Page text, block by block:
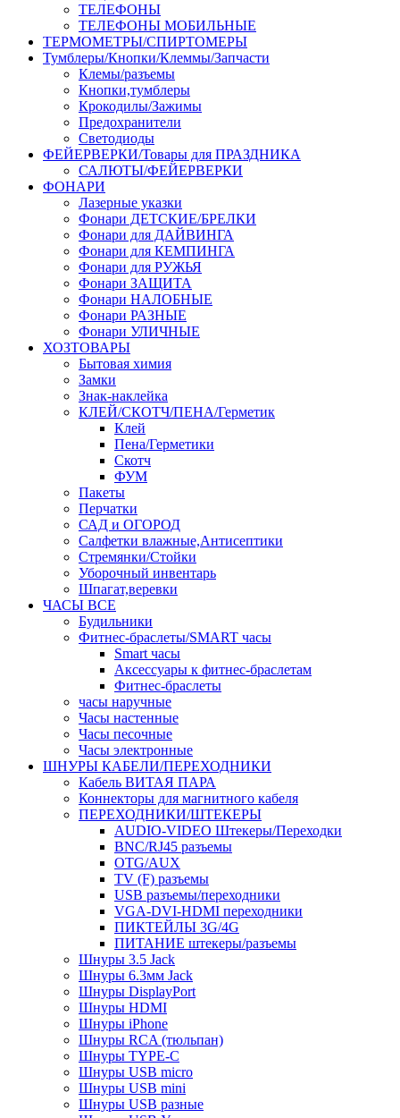
ТЕЛЕФОНЫ
ТЕЛЕФОНЫ МОБИЛЬНЫЕ
ТЕРМОМЕТРЫ/СПИРТОМЕРЫ
Тумблеры/Кнопки/Клеммы/Запчасти
Клемы/разъемы
Кнопки,тумблеры
Крокодилы/Зажимы
Предохранители
Светодиоды
ФЕЙЕРВЕРКИ/Товары для ПРАЗДНИКА
САЛЮТЫ/ФЕЙЕРВЕРКИ
ФОНАРИ
Лазерные указки
Фонари ДЕТСКИЕ/БРЕЛКИ
Фонари для ДАЙВИНГА
Фонари для КЕМПИНГА
Фонари для РУЖЬЯ
Фонари ЗАЩИТА
Фонари НАЛОБНЫЕ
Фонари РАЗНЫЕ
Фонари УЛИЧНЫЕ
ХОЗТОВАРЫ
Бытовая химия
Замки
Знак-наклейка
КЛЕЙ/СКОТЧ/ПЕНА/Герметик
Клей
Пена/Герметики
Скотч
ФУМ
Пакеты
Перчатки
САД и ОГОРОД
Салфетки влажные,Антисептики
Стремянки/Стойки
Уборочный инвентарь
Шпагат,веревки
ЧАСЫ ВСЕ
Будильники
Фитнес-браслеты/SMART часы
Smart часы
Аксессуары к фитнес-браслетам
Фитнес-браслеты
часы наручные
Часы настенные
Часы песочные
Часы электронные
ШНУРЫ КАБЕЛИ/ПЕРЕХОДНИКИ
Кабель ВИТАЯ ПАРА
Коннекторы для магнитного кабеля
ПЕРЕХОДНИКИ/ШТЕКЕРЫ
AUDIO-VIDEO Штекеры/Переходки
BNC/RJ45 разъемы
OTG/AUX
TV (F) разъемы
USB разъемы/переходники
VGA-DVI-HDMI переходники
ПИКТЕЙЛЫ 3G/4G
ПИТАНИЕ штекеры/разъемы
Шнуры 3.5 Jack
Шнуры 6.3мм Jack
Шнуры DisplayPort
Шнуры HDMI
Шнуры iPhone
Шнуры RCA (тюльпан)
Шнуры TYPE-C
Шнуры USB micro
Шнуры USB mini
Шнуры USB разные